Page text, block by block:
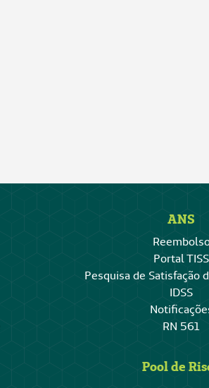
ANS
Portal TISS
Pesquisa de Satisfação
IDSS
RN 561
Pool de